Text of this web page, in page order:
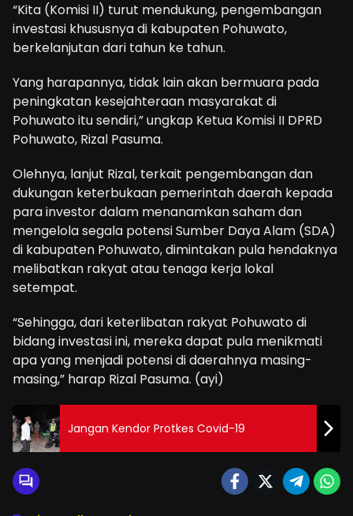
“Kita (Komisi II) turut mendukung, pengembangan
investasi khususnya di kabupaten Pohuwato,
berkelanjutan dari tahun ke tahun.
Yang harapannya, tidak lain akan bermuara pada
peningkatan kesejahteraan masyarakat di
Pohuwato itu sendiri,” ungkap Ketua Komisi II DPRD
Pohuwato, Rizal Pasuma.
Olehnya, lanjut Rizal, terkait pengembangan dan
dukungan keterbukaan pemerintah daerah kepada
para investor dalam menanamkan saham dan
mengelola segala potensi Sumber Daya Alam (SDA)
di kabupaten Pohuwato, dimintakan pula hendaknya
melibatkan rakyat atau tenaga kerja lokal
setempat.
“Sehingga, dari keterlibatan rakyat Pohuwato di
bidang investasi ini, mereka dapat pula menikmati
apa yang menjadi potensi di daerahnya masing-
masing,” harap Rizal Pasuma. (ayi)
Jangan Kendor Protkes Covid-19